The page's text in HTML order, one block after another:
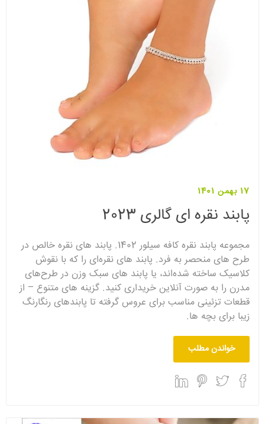
17 بهمن 1401
پابند نقره ای گالری 2023
مجموعه پابند نقره کافه سیلور 1402. پابند های نقره خالص در
طرح های منحصر به فرد. پابند های نقره‌ای را که با نقوش
کلاسیک ساخته شده‌اند، یا پابند های سبک وزن در طرح‌های
مدرن را به صورت آنلاین خریداری کنید. گزینه های متنوع – از
قطعات تزئینی مناسب برای عروس گرفته تا پابندهای رنگارنگ
زیبا برای بچه ها.
خواندن مطلب